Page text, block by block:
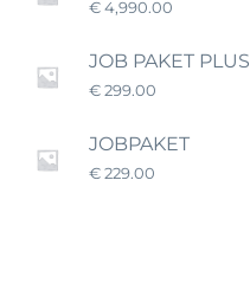
€4,990.00
JOB PAKET PLUS
€299.00
JOBPAKET
€229.00